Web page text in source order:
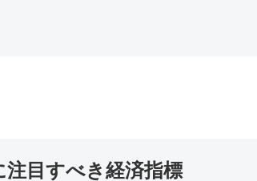
注目すべき経済指標